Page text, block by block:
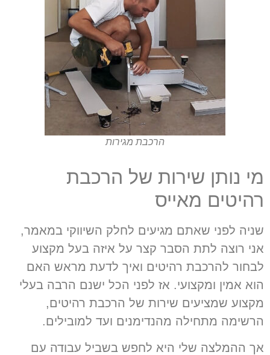
הרכבת מגירות
מי נותן שירות של הרכבת
רהיטים מאייס
שניה לפני שאתם מגיעים לחלק השיווקי במאמר,
אני רוצה לתת הסבר קצר על איזה בעל מקצוע
לבחור להרכבת רהיטים ואיך לדעת מראש האם
הוא אמין ומקצועי. אז לפני הכל ישנם הרבה בעלי
מקצוע שמציעים שירות של הרכבת רהיטים,
הרשימה מתחילה מהנדימנים ועד למובילים.
אך ההמלצה שלי היא לחפש בשביל עבודה עם